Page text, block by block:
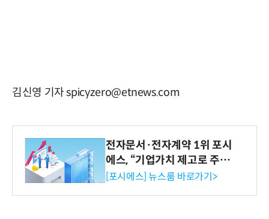
김신영 기자 spicyzero@etnews.com
전자문서·전자계약 1위 포시
에스, “기업가치 제고로 주주
환원 강화” 계획 공시
[포시에스] 뉴스룸 바로가기>